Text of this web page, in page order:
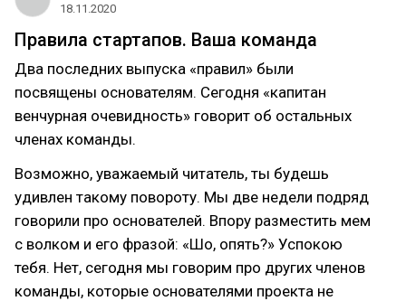
18.11.2020
Правила стартапов. Ваша команда
Два последних выпуска «правил» были
посвящены основателям. Сегодня «капитан
венчурная очевидность» говорит об остальных
членах команды.
Возможно, уважаемый читатель, ты будешь
удивлен такому повороту. Мы две недели подряд
говорили про основателей. Впору разместить мем
с волком и его фразой: «Шо, опять?» Успокою
тебя. Нет, сегодня мы говорим про других членов
команды, которые основателями проекта не